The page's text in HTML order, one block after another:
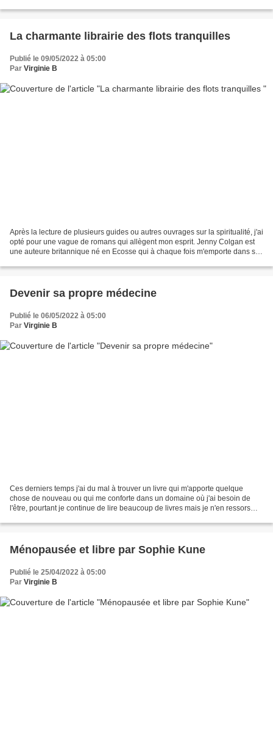
La charmante librairie des flots tranquilles
Publié le 09/05/2022 à 05:00
Par Virginie B
Après la lecture de plusieurs guides ou autres ouvrages sur la spiritualité, j'ai
opté pour une vague de romans qui allègent mon esprit. Jenny Colgan est
une auteure britannique né en Ecosse qui à chaque fois m'emporte dans ses
Devenir sa propre médecine
Publié le 06/05/2022 à 05:00
Par Virginie B
Ces derniers temps j'ai du mal à trouver un livre qui m'apporte quelque
chose de nouveau ou qui me conforte dans un domaine où j'ai besoin de
l'être, pourtant je continue de lire beaucoup de livres mais je n'en ressors
Ménopausée et libre par Sophie Kune
Publié le 25/04/2022 à 05:00
Par Virginie B